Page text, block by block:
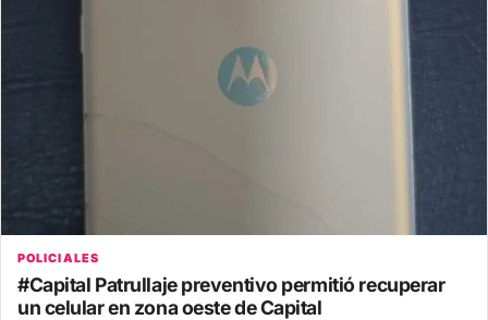
POLICIALES
#Capital Patrullaje preventivo permitió recuperar
un celular en zona oeste de Capital